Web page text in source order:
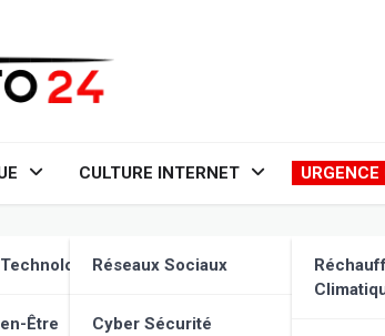
Être
CULTURE INTERNET
Réseaux Sociaux
Cyber Sécurité
profonds qui bouleversent notre planète. La